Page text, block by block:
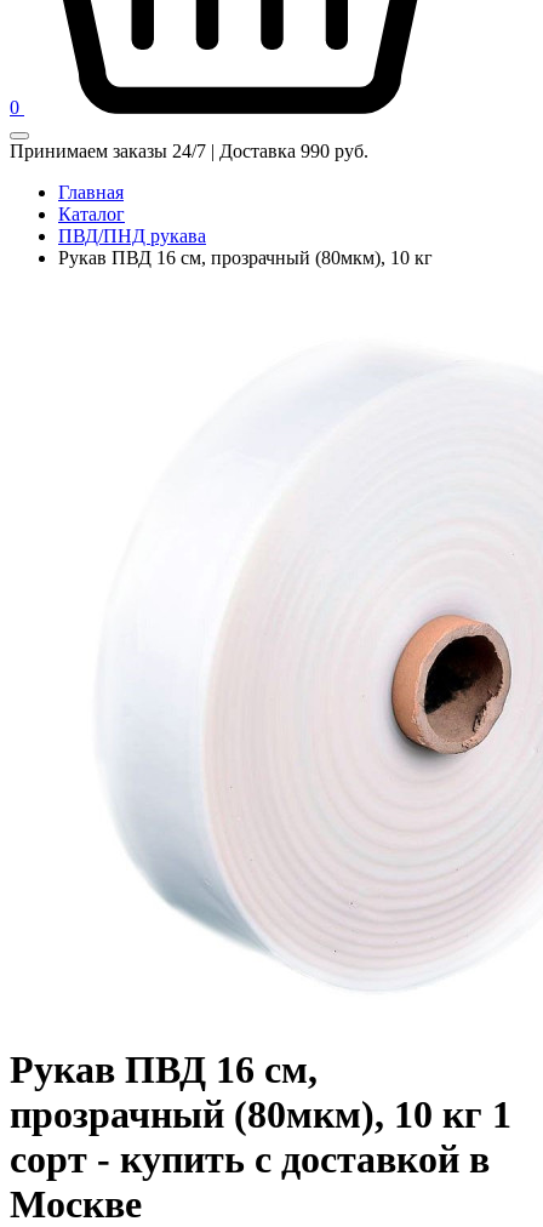
0
Принимаем заказы 24/7 | Доставка 990 руб.
Главная
Каталог
ПВД/ПНД рукава
Рукав ПВД 16 см, прозрачный (80мкм), 10 кг
Рукав ПВД 16 см,
прозрачный (80мкм), 10 кг 1
сорт - купить с доставкой в
Москве